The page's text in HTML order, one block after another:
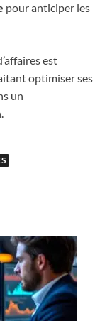
pour anticiper les
est
optimiser ses
un